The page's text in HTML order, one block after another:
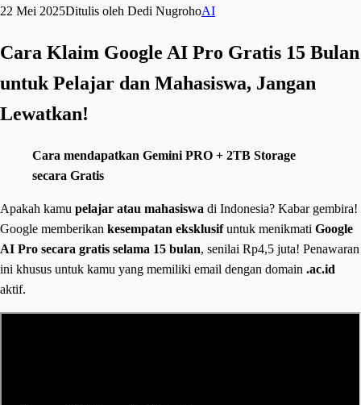
22 Mei 2025Ditulis oleh Dedi NugrohoAI
Cara Klaim Google AI Pro Gratis 15 Bulan
untuk Pelajar dan Mahasiswa, Jangan
Lewatkan!
Cara mendapatkan Gemini PRO + 2TB Storage
secara Gratis
Apakah kamu pelajar atau mahasiswa di Indonesia? Kabar gembira!
Google memberikan kesempatan eksklusifuntuk menikmati Google
AI Pro secara gratis selama 15 bulan, senilai Rp4,5 juta! Penawaran
ini khusus untuk kamu yang memiliki email dengan domain .ac.id
aktif.